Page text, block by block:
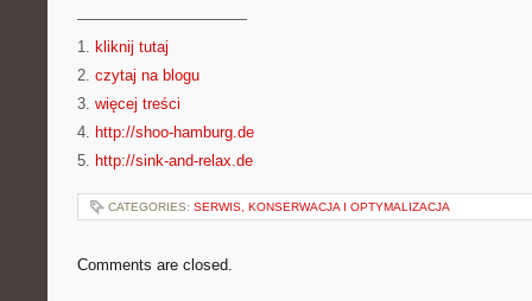
———————————
1. kliknij tutaj
2. czytaj na blogu
3. więcej treści
4. http://shoo-hamburg.de
5. http://sink-and-relax.de
CATEGORIES: SERWIS, KONSERWACJA I OPTYMALIZACJA
Comments are closed.